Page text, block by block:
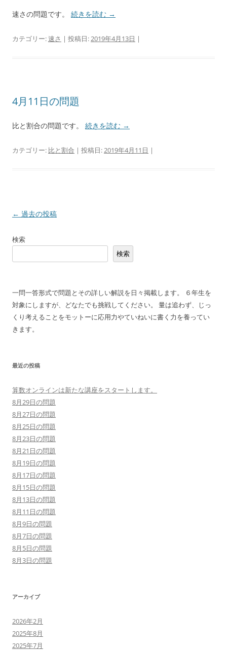
速さの問題です。 続きを読む →
カテゴリー:速さ | 投稿日:2019年4月13日 |
4月11日の問題
比と割合の問題です。 続きを読む →
カテゴリー: 比と割合 | 投稿日:2019年4月11日 |
投
ナ
ョ
ン
← 過去の投稿
検索
検索
一問一答形式で問題とその詳しい解説を日々掲載します。 ６年生を
対象にしますが、どなたでも挑戦してください。 量は追わず、じっ
くり考えることをモットーに応用力やていねいに書く力を養ってい
きます。
最近の投稿
算数オンラインは新たな講座をスタートします。
8月29日の問題
8月27日の問題
8月25日の問題
8月23日の問題
8月21日の問題
8月19日の問題
8月17日の問題
8月15日の問題
8月13日の問題
8月11日の問題
8月9日の問題
8月7日の問題
8月5日の問題
8月3日の問題
アーカイブ
2026年2月
2025年8月
2025年7月